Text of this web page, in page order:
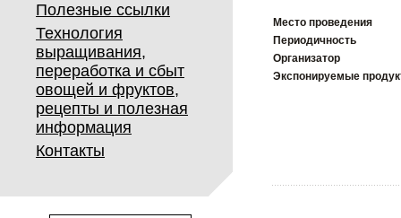
Полезные ссылки
Технология
выращивания,
переработка и сбыт
овощей и фруктов,
рецепты и полезная
информация
Контакты
Место проведения
Периодичность
Организатор
Экспонируемые